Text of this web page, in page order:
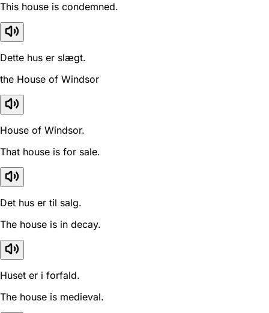
This house is condemned.
Dette hus er slægt.
the House of Windsor
House of Windsor.
That house is for sale.
Det hus er til salg.
The house is in decay.
Huset er i forfald.
The house is medieval.